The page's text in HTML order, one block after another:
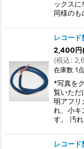
ックスに
同様の
レコー
2,400円
(税込:
在庫数 1点
*写真を
覧いただ
明アフリ
れ、小キ
す。 汚
レコー